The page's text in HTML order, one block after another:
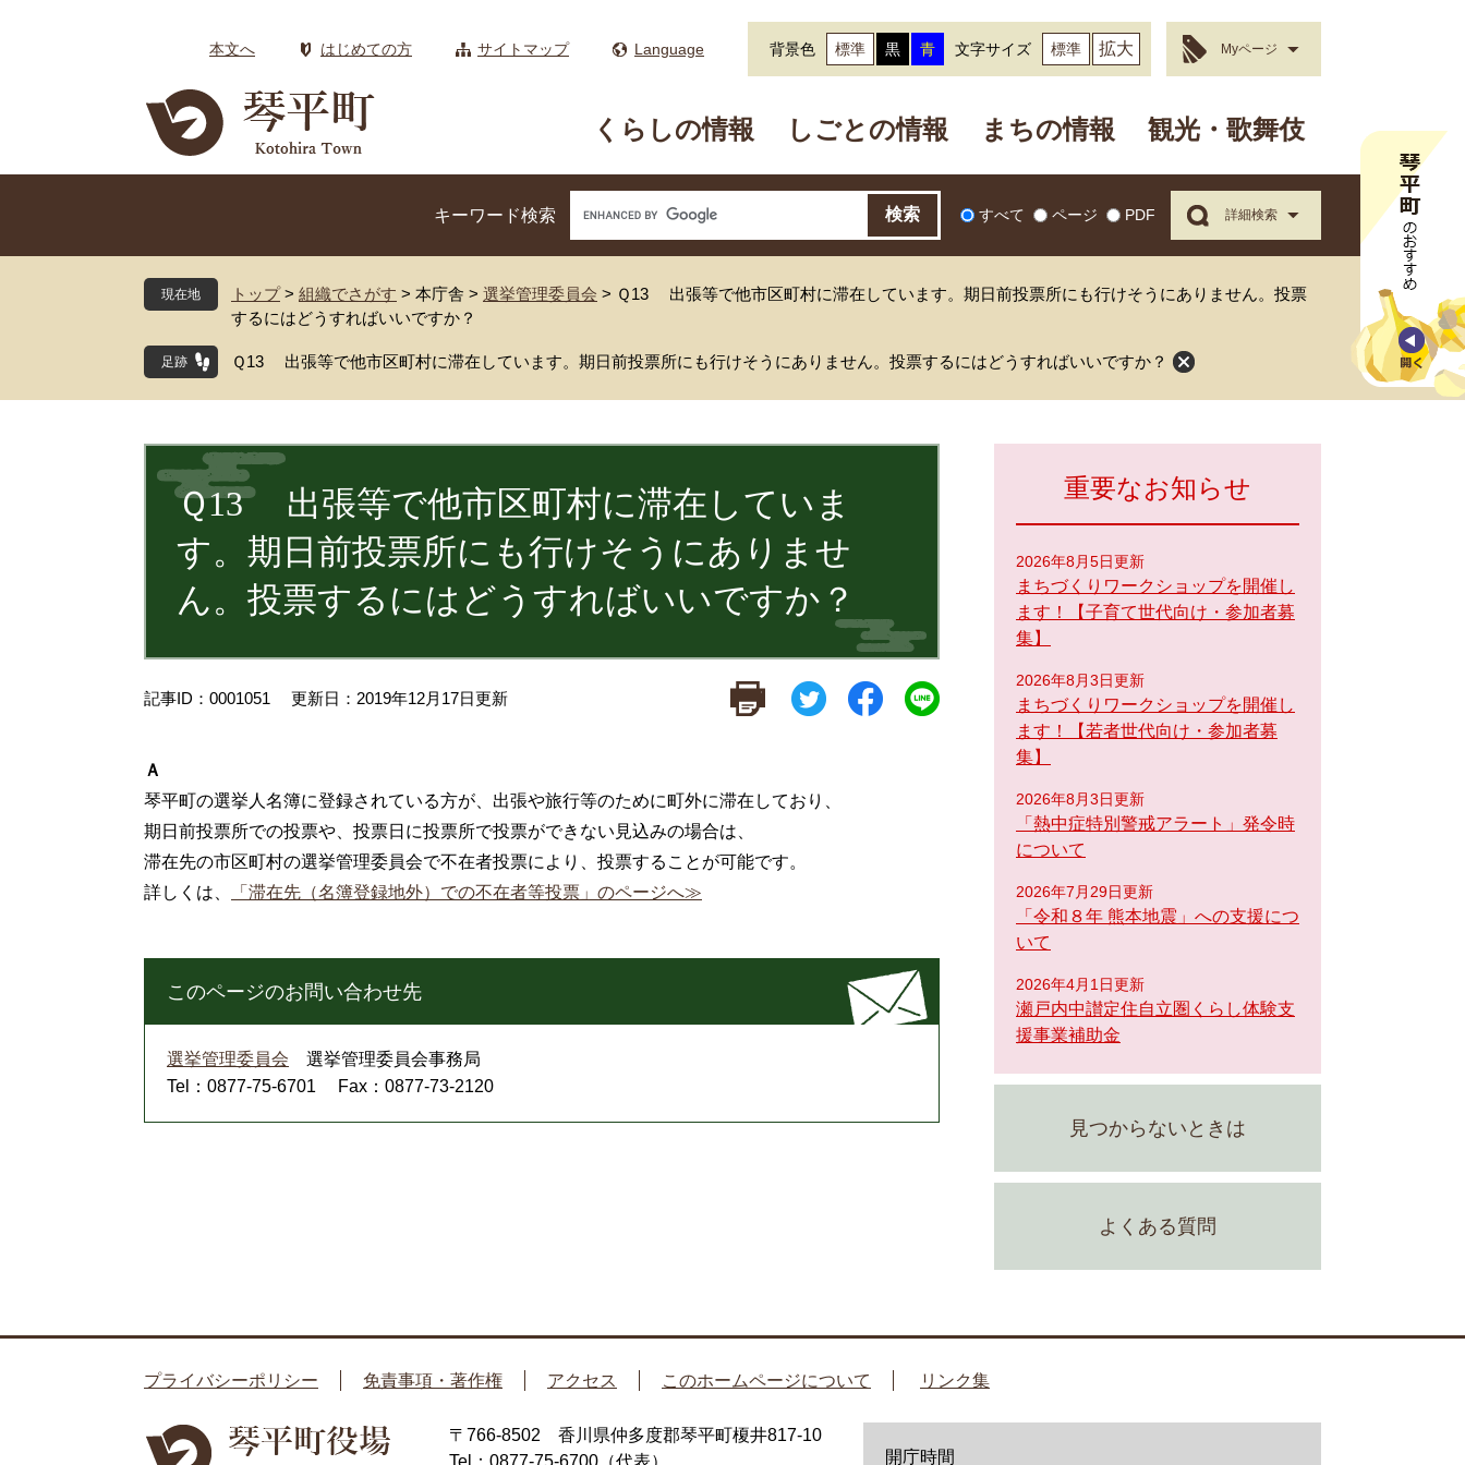
本文へ はじめての方 サイトマップ Language 背景色 標準 黒 青 文字サイズ 標準 拡大 Myページ
くらしの情報 しごとの情報 まちの情報 観光・歌舞伎
キーワード検索 すべて ページ PDF 詳細検索
現在地 トップ > 組織でさがす > 本庁舎 > 選挙管理委員会 > Ｑ13 出張等で他市区町村に滞在しています。期日前投票所にも行けそうにありません。投票
するにはどうすればいいですか？
Ｑ13 出張等で他市区町村に滞在しています。期日前投票所にも行けそうにありません。投票するにはどうすればいいですか？
文
Ｑ13 出張等で他市区町村に滞在していま
す。期日前投票所にも行けそうにありませ
ん。投票するにはどうすればいいですか？
記事ID：0001051 更新日：2019年12月17日更新
Ａ
琴平町の選挙人名簿に登録されている方が、出張や旅行等のために町外に滞在しており、
期日前投票所での投票や、投票日に投票所で投票ができない見込みの場合は、
滞在先の市区町村の選挙管理委員会で不在者投票により、投票することが可能です。
詳しくは、
「滞在先（名簿登録地外）での不在者等投票」のページへ≫
このページのお問い合わせ先
選挙管理委員会
選挙管理委員会事務局
Tel：0877-75-6701
Fax：0877-73-2120
重要なお知らせ
2026年8月5日更新
まちづくりワークショップを開催し
ます！【子育て世代向け・参加者募
集】
2026年8月3日更新
まちづくりワークショップを開催し
ます！【若者世代向け・参加者募
集】
2026年8月3日更新
「熱中症特別警戒アラート」発令時
について
2026年7月29日更新
「令和８年 熊本地震」への支援につ
いて
2026年4月1日更新
瀬戸内中讃定住自立圏くらし体験支
援事業補助金
見つからないときは
よくある質問
プライバシーポリシー 免責事項・著作権 アクセス このホームページについて リンク集
〒766-8502 香川県仲多度郡琴平町榎井817-10
Tel：0877-75-6700（代表）
開庁時間